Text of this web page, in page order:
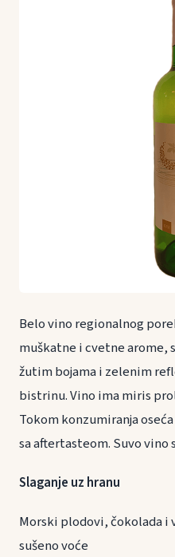
Belo vino regionalnog
muškatne i cvetne arome,
žutim bojama i zelenim
bistrinu. Vino ima miris
Tokom konzumiranja
sa aftertasteom. Suvo vino
Slaganje uz hranu
Morski plodovi, čokolada i
sušeno voće